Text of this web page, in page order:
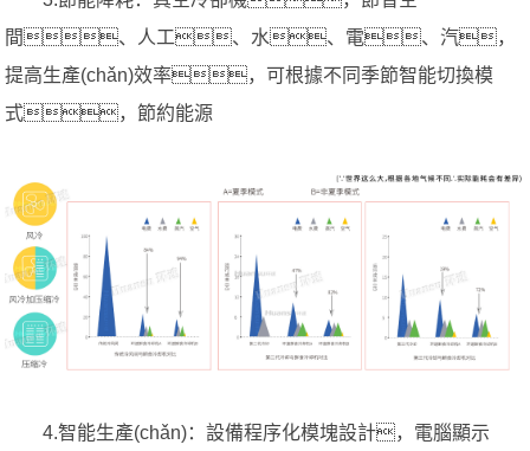
間、人工、水、電、汽，
提高生產(chǎn)效率，可根據不同季節智能切換模
式，節約能源
4.智能生產(chǎn)：設備程序化模塊設計，電腦顯示